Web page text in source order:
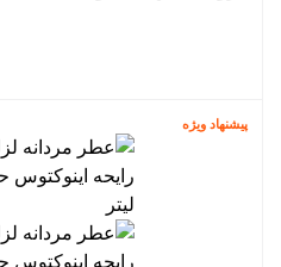
پیشنهاد ویژه